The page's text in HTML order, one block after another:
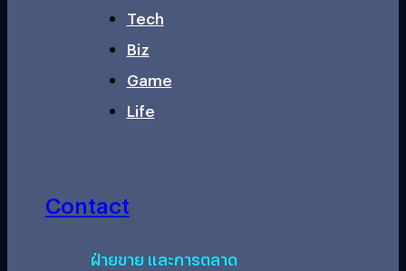
Tech
Biz
Game
Life
Contact
ฝ่ายขาย และการตลาด